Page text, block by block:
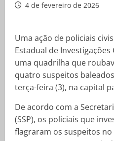
4 de fevereiro de 2026
Uma ação de policiais
Estadual de
uma quadrilha que
quatro suspeitos
terça-feira (3), na capital
De acordo com a
(SSP), os policiais que
flagraram os suspeitos